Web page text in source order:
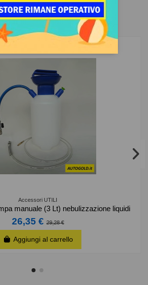
Accessori UTILI
manuale (3 Lt) nebulizzazione liquidi
26,35 € 29,28 €
Aggiungi al carrello